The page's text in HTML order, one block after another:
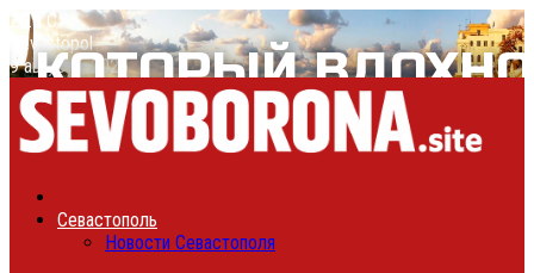
25.6 C
Sevastopol
9 августа, 2026
Севастополь
Новости Севастополя